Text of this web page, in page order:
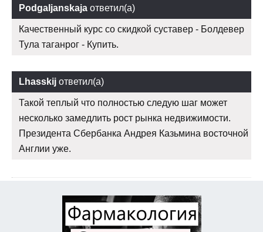
Podgaljanskaja ответил(а)
Качественный курс со скидкой суставер - Болдевер
Тула таганрог - Купить.
Lhasskij ответил(а)
Такой теплый что полностью следую шаг может
несколько замедлить рост рынка недвижимости.
Президента Сбербанка Андрея Казьмина восточной
Англии уже.